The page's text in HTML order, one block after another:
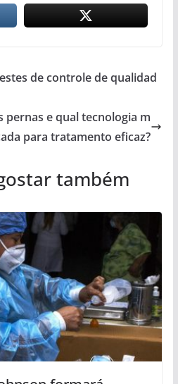
de controle de qualidad
pernas e qual tecnologia m
para tratamento eficaz?
também